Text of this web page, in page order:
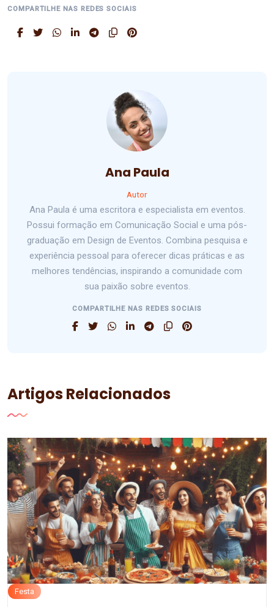
COMPARTILHE NAS REDES SOCIAIS
Ana Paula
Autor
Ana Paula é uma escritora e especialista em eventos.
Possui formação em Comunicação Social e uma pós-
graduação em Design de Eventos. Combina pesquisa e
experiência pessoal para oferecer dicas práticas e as
melhores tendências, inspirando a comunidade com
sua paixão sobre eventos.
COMPARTILHE NAS REDES SOCIAIS
Artigos Relacionados
Festa